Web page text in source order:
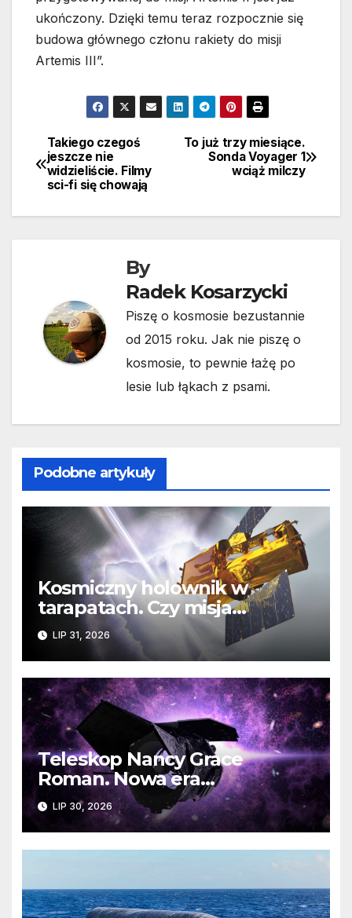
ukończony. Dzięki temu teraz rozpocznie się
budowa głównego członu rakiety do misji
Artemis III”.
Nawigacja
wpisu
To już trzy miesiące.
Sonda Voyager 1
wciąż milczy
Takiego czegoś
jeszcze nie
widzieliście. Filmy
sci-fi się chowają
By
Radek Kosarzycki
Piszę o kosmosie bezustannie
od 2015 roku. Jak nie piszę o
kosmosie, to pewnie łażę po
lesie lub łąkach z psami.
Podobne artykuły
Kosmiczny holownik w
tarapatach. Czy misja
ratowania Teleskopu Swift
jest zagrożona?
LIP 31, 2026
Teleskop Nancy Grace
Roman. Nowa era
kosmicznych odkryć już
wkrótce
LIP 30, 2026